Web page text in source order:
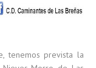
tenemos prevista la